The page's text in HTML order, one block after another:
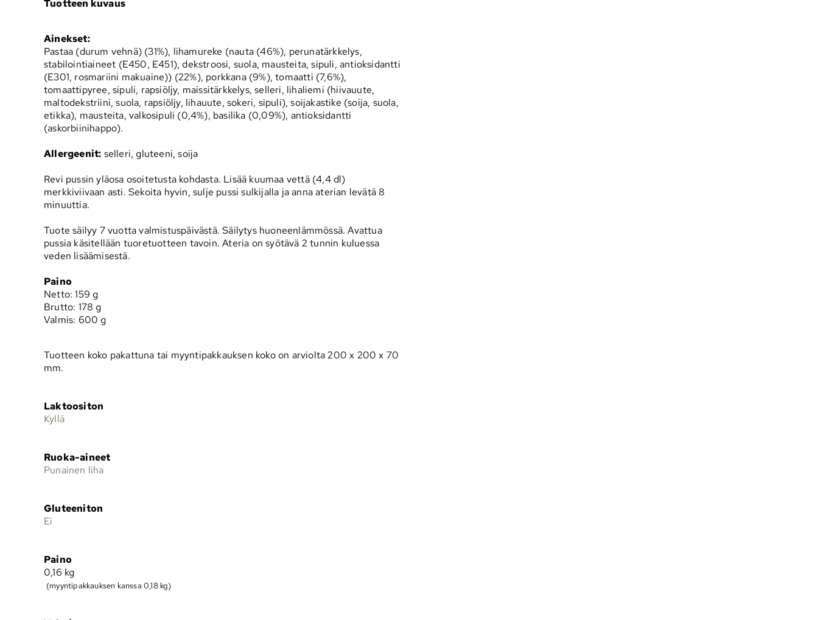
Tuotteen kuvaus
Ainekset:
Pastaa (durum vehnä) (31%), lihamureke (nauta (46%), perunatärkkelys,
stabilointiaineet (E450, E451), dekstroosi, suola, mausteita, sipuli, antioksidantti
(E301, rosmariini makuaine)) (22%), porkkana (9%), tomaatti (7,6%),
tomaattipyree, sipuli, rapsiöljy, maissitärkkelys, selleri, lihaliemi (hiivauute,
maltodekstriini, suola, rapsiöljy, lihauute, sokeri, sipuli), soijakastike (soija, suola,
etikka), mausteita, valkosipuli (0,4%), basilika (0,09%), antioksidantti
(askorbiinihappo).
Allergeenit: selleri, gluteeni, soija
Revi pussin yläosa osoitetusta kohdasta. Lisää kuumaa vettä (4,4 dl)
merkkiviivaan asti. Sekoita hyvin, sulje pussi sulkijalla ja anna aterian levätä 8
minuuttia.
Tuote säilyy 7 vuotta valmistuspäivästä. Säilytys huoneenlämmössä. Avattua
pussia käsitellään tuoretuotteen tavoin. Ateria on syötävä 2 tunnin kuluessa
veden lisäämisestä.
Paino
Netto: 159 g
Brutto: 178 g
Valmis: 600 g
Tuotteen koko pakattuna tai myyntipakkauksen koko on arviolta 200 x 200 x 70
mm.
Laktoositon
Kyllä
Ruoka-aineet
Punainen liha
Gluteeniton
Ei
Paino
0,16 kg
(myyntipakkauksen kanssa 0,18 kg)